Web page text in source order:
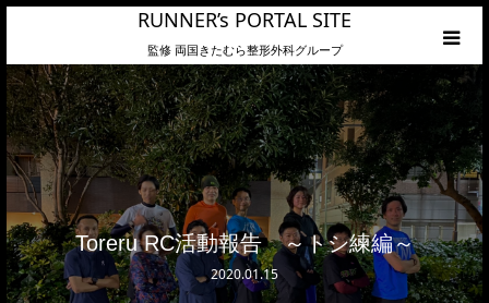
RUNNER’s PORTAL SITE
監修 両国きたむら整形外科グループ
Toreru RC活動報告 ～トシ練編～
2020.01.15
HOME
カテゴリーメニュー